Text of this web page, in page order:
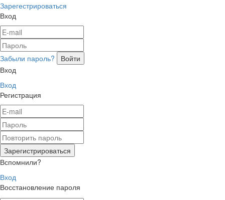
Зарегестрироваться
Вход
Забыли пароль?
Вход
Вход
Регистрация
Вспомнили?
Вход
Восстановление пароля